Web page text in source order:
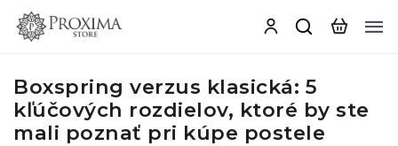
Boxspring verzus klasická: 5
kľúčových rozdielov, ktoré by ste
mali poznať pri kúpe postele